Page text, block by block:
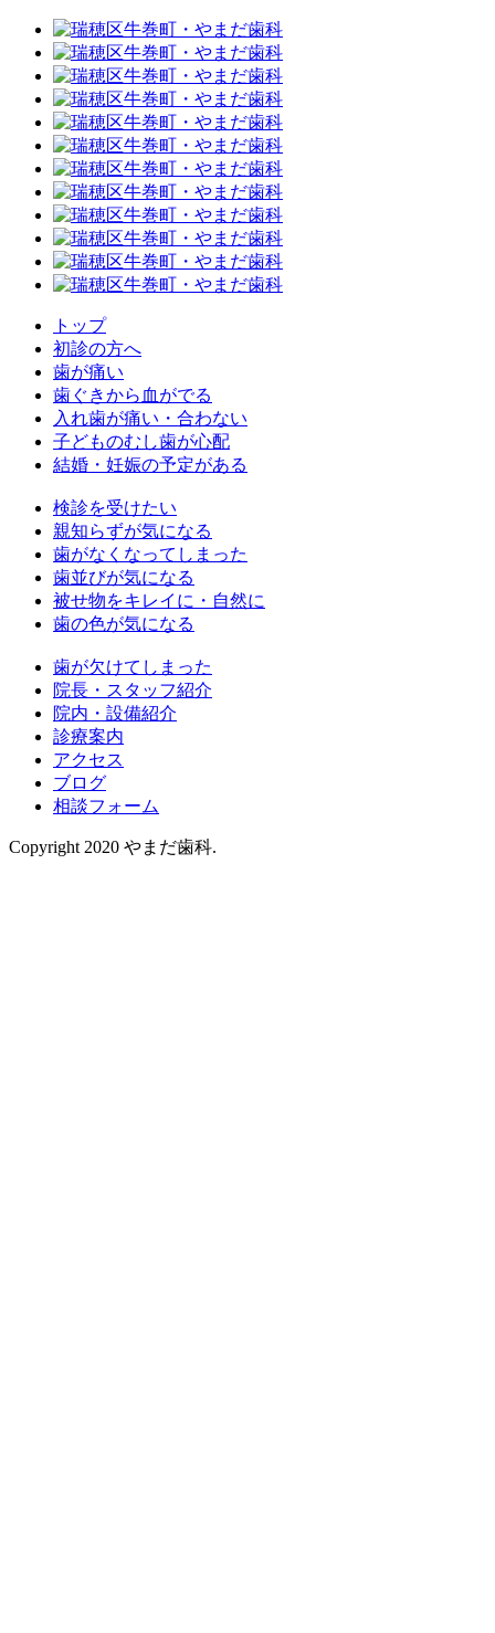
トップ
初診の方へ
歯が痛い
歯ぐきから血がでる
入れ歯が痛い・合わない
子どものむし歯が心配
結婚・妊娠の予定がある
検診を受けたい
親知らずが気になる
歯がなくなってしまった
歯並びが気になる
被せ物をキレイに・自然に
歯の色が気になる
歯が欠けてしまった
院長・スタッフ紹介
院内・設備紹介
診療案内
アクセス
ブログ
相談フォーム
Copyright 2020 やまだ歯科.